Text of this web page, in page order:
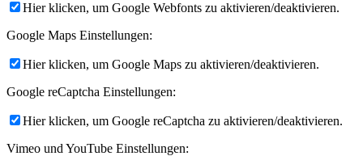
Hier klicken, um Google Webfonts zu aktivieren/deaktivieren.
Google Maps Einstellungen:
Hier klicken, um Google Maps zu aktivieren/deaktivieren.
Google reCaptcha Einstellungen:
Hier klicken, um Google reCaptcha zu aktivieren/deaktivieren.
Vimeo und YouTube Einstellungen: